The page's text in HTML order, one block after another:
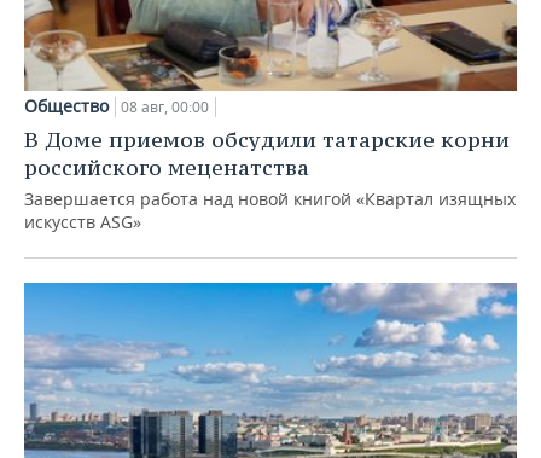
Общество 08 авг, 00:00
В Доме приемов обсудили татарские корни
российского меценатства
Завершается работа над новой книгой «Квартал изящных
искусств ASG»